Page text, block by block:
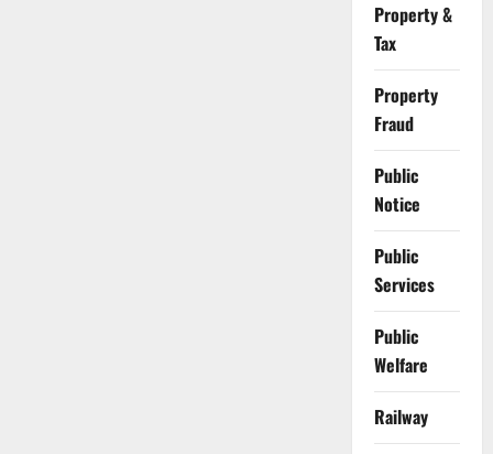
Property &
Tax
Property
Fraud
Public
Notice
Public
Services
Public
Welfare
Railway